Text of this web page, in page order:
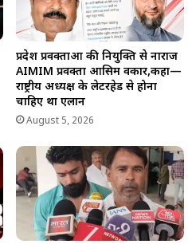
प्रदेश प्रवक्ताओं की नियुक्ति से नाराज
AIMIM प्रवक्ता आसिम वकार,कहा—
राष्ट्रीय अध्यक्ष के लेटरहेड से होना
चाहिए था एलान
August 5, 2026